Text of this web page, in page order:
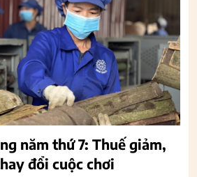
năm thứ 7: Thuế giảm,
đổi cuộc chơi